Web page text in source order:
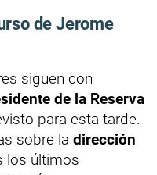
de Jerome
siguen con
de la Reserva
para esta tarde.
sobre la dirección
los últimos